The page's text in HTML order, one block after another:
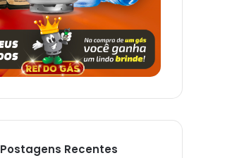
Postagens Recentes